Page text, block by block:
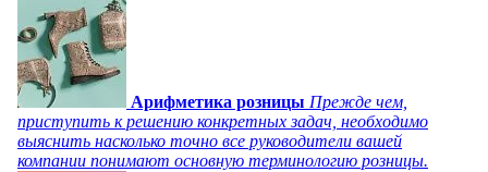
Арифметика розницы Прежде чем,
приступить к решению конкретных задач, необходимо
выяснить насколько точно все руководители вашей
компании понимают основную терминологию розницы.